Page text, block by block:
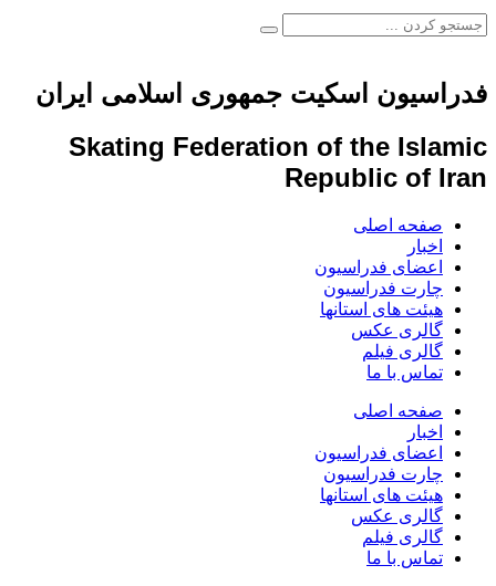
فدراسیون اسکیت جمهوری اسلامی ایران
Skating Federation of the Islamic
Republic of Iran
صفحه اصلی
اخبار
اعضای فدراسیون
چارت فدراسیون
هیئت های استانها
گالری عکس
گالری فیلم
تماس با ما
صفحه اصلی
اخبار
اعضای فدراسیون
چارت فدراسیون
هیئت های استانها
گالری عکس
گالری فیلم
تماس با ما